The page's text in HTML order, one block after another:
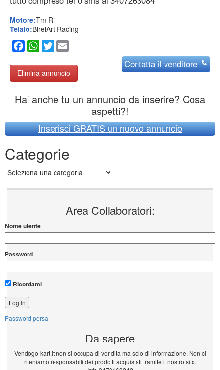
Motore:Tm R1
Telaio:BirelArt Racing
Facebook
WhatsApp
Twitter
Elimina annuncio
Contattail venditore
Hai anche tu un annuncio da inserire? Cosa
aspetti?!
Inserisci GRATIS un nuovo annuncio
Categorie
Categorie
Area Collaboratori:
Nome utente
Password
Ricordami
Password persa
Da sapere
Vendogo-kart.it non si occupa di vendita ma solo di informazione. Non ci
riteniamo responsabili dei prodotti acquistati tramite il nostro sito.